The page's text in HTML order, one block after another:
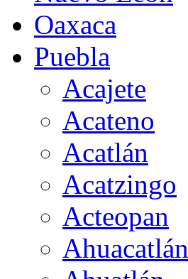
Oaxaca
Puebla
Acajete
Acateno
Acatlán
Acatzingo
Acteopan
Ahuacatlán